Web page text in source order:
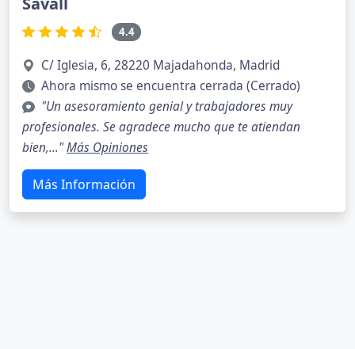
4.4
C/ Iglesia, 6, 28220 Majadahonda, Madrid
Ahora mismo se encuentra cerrada (Cerrado)
"Un asesoramiento genial y trabajadores muy
profesionales. Se agradece mucho que te atiendan
bien,..."Más Opiniones
Más Información